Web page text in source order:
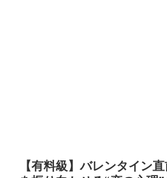
【有料級】バレンタイン